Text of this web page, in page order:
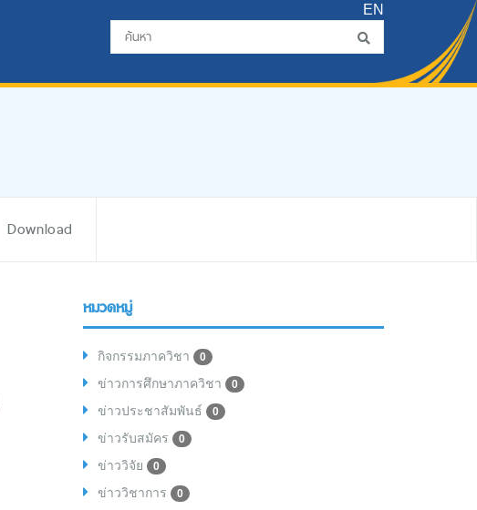
EN
Download
หมวดหมู่
กิจกรรมภาควิชา 0
ข่าวการศึกษาภาควิชา 0
ข่าวประชาสัมพันธ์ 0
ข่าวรับสมัคร 0
ข่าววิจัย 0
ข่าววิชาการ 0